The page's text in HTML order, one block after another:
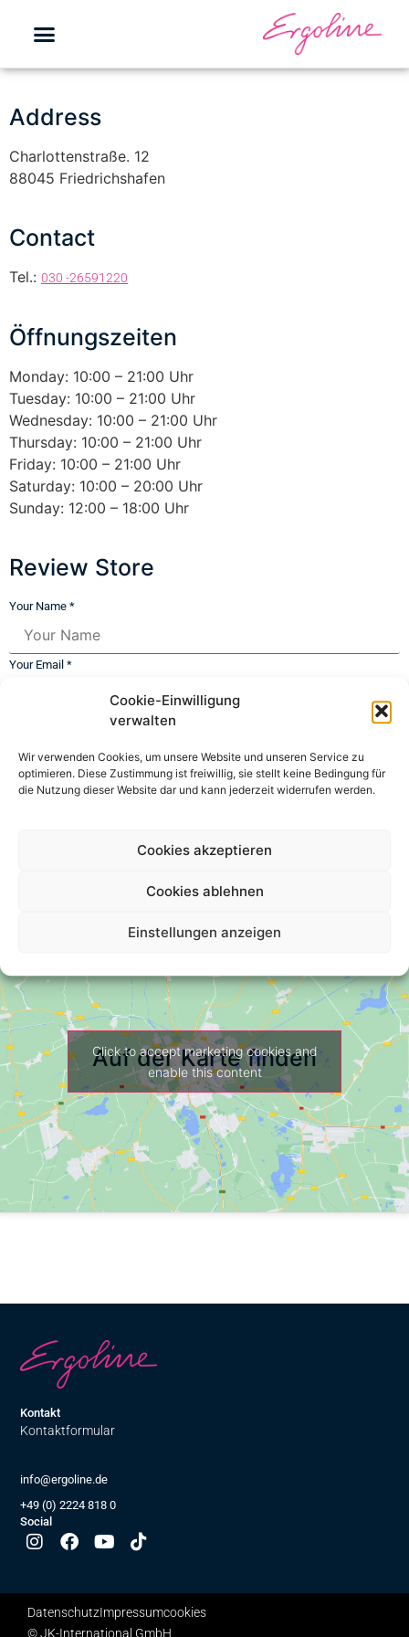
Cookie-Einwilligung
verwalten
Wir verwenden Cookies, um unsere Website und unseren Service zu
optimieren. Diese Zustimmung ist freiwillig, sie stellt keine Bedingung für
die Nutzung dieser Website dar und kann jederzeit widerrufen werden.
Cookies akzeptieren
Cookies ablehnen
Einstellungen anzeigen
Address
Charlottenstraße. 12
88045 Friedrichshafen
Contact
Tel.: 030 -26591220
Öffnungszeiten
Monday: 10:00 – 21:00 Uhr
Tuesday: 10:00 – 21:00 Uhr
Wednesday: 10:00 – 21:00 Uhr
Thursday: 10:00 – 21:00 Uhr
Friday: 10:00 – 21:00 Uhr
Saturday: 10:00 – 20:00 Uhr
Sunday: 12:00 – 18:00 Uhr
Review Store
Your Name *
Your Email *
Your Review *
Auf der Karte finden
Click to accept marketing cookies and
enable this content
Kontakt
Kontaktformular
info@ergoline.de
+49 (0) 2224 818 0
Social
© JK-International GmbH
DatenschutzImpressumcookies